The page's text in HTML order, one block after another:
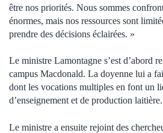
être nos priorités. Nous sommes
énormes, mais nos ressources sont
prendre des décisions éclairées. »
Le ministre Lamontagne s’est d’abord
campus Macdonald. La doyenne lui a
dont les vocations multiples en font un
d’enseignement et de production laitière.
Le ministre a ensuite rejoint des